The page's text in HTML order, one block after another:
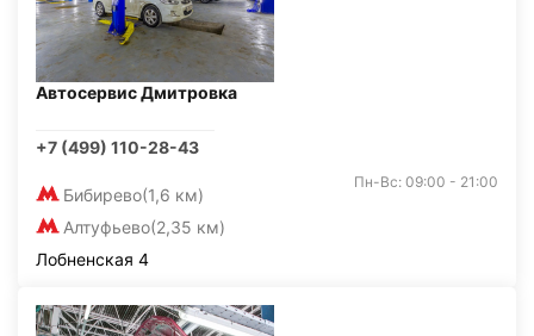
Автосервис Дмитровка
+7 (499) 110-28-43
Бибирево(1,6 км)
Алтуфьево(2,35 км)
Пн-Вс: 09:00 - 21:00
Лобненская 4